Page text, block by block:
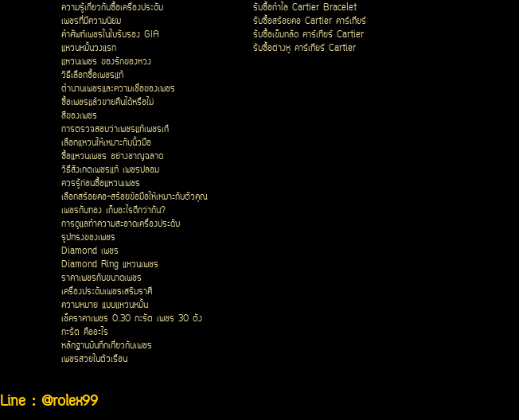
ความรู้เกี่ยวกับซื้อเครื่องประดับ
เพชรที่มีความนิยม
คำศัพท์เพชรในใบรับรอง GIA
แหวนหมั้นวงแรก
แหวนเพชร ของรักของหวง
วิธีเลือกซื้อเพชรแท้
ตำนานเพชรและความเชื่อของเพชร
ซื้อเพชรแล้วขายคืนได้หรือไม่
สีของเพชร
การตรวจสอบว่าเพชรแท้เพชรเก๊
เลือกแหวนให้เหมาะกับนิ้วมือ
ซื้อแหวนเพชร อย่างชาญฉลาด
วิธีสังเกตเพชรแท้ เพชรปลอม
ควรรู้ก่อนซื้อแหวนเพชร
เลือกสร้อยคอ-สร้อยข้อมือให้เหมาะกับตัวคุณ
เพชรกับทอง เก็บอะไรดีกว่ากัน?
การดูแลทำความสะอาดเครื่องประดับ
รูปทรงของเพชร
Diamond เพชร
Diamond Ring แหวนเพชร
ราคาเพชรกับขนาดเพชร
เครื่องประดับเพชรเสริมราศี
ความหมาย แบบแหวนหมั้น
เช็คราคาเพชร 0.30 กะรัต เพชร 30 ตัง
กะรัต คืออะไร
หลักฐานบันทึกเกี่ยวกับเพชร
เพชรสวยในตัวเรือน
รับซื้อกำไล Cartier Bracelet
รับซื้อสร้อยคอ Cartier คาร์เทียร์
รับซื้อเข็มกลัด คาร์เทียร์ Cartier
รับซื้อต่างหู คาร์เทียร์ Cartier
Line : @rolex99